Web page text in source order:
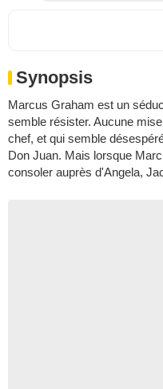
Synopsis
Marcus Graham est un
semble résister. Aucune
chef, et qui semble
Don Juan. Mais lorsque
consoler auprès d'Angela,